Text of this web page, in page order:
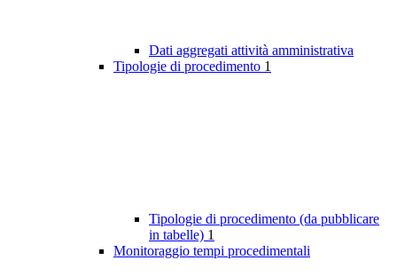
Dati aggregati attività amministrativa
Tipologie di procedimento 1
Tipologie di procedimento (da pubblicare
in tabelle) 1
Monitoraggio tempi procedimentali